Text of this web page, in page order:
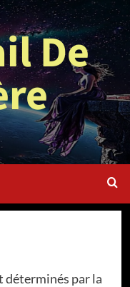
De
déterminés par la